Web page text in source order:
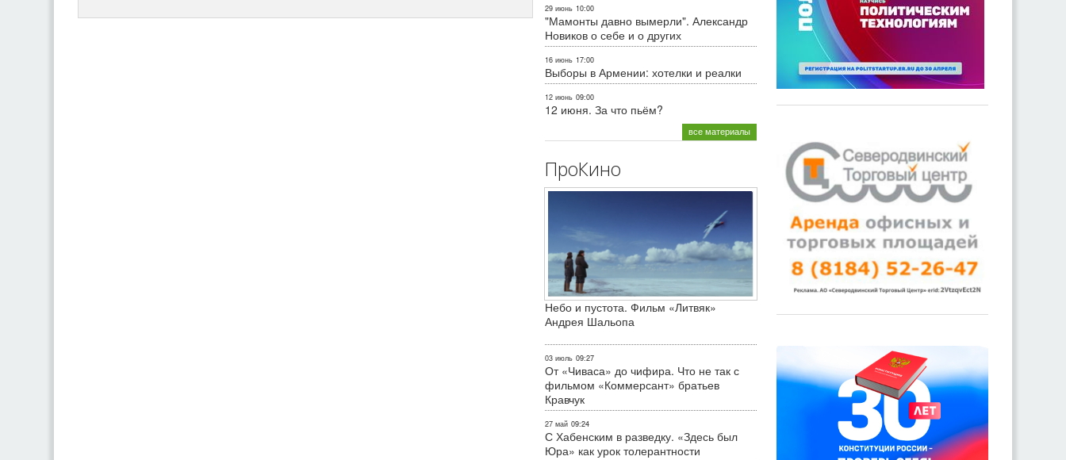
29 июнь 10:00
"Мамонты давно вымерли". Александр
Новиков о себе и о других
16 июнь 17:00
Выборы в Армении: хотелки и реалки
12 июнь 09:00
12 июня. За что пьём?
все материалы
ПроКино
Небо и пустота. Фильм «Литвяк»
Андрея Шальопа
03 июль 09:27
От «Чиваса» до чифира. Что не так с
фильмом «Коммерсант» братьев
Кравчук
27 май 09:24
С Хабенским в разведку. «Здесь был
Юра» как урок толерантности